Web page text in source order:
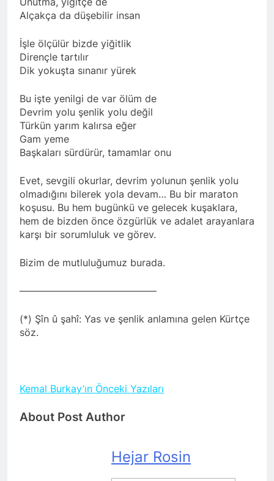
Alçakça da düşebilir insan
İşle ölçülür bizde yiğitlik
Dirençle tartılır
Dik yokuşta sınanır yürek
Bu işte yenilgi de var ölüm de
Devrim yolu şenlik yolu değil
Türkün yarım kalırsa eğer
Gam yeme
Başkaları sürdürür, tamamlar onu
Evet, sevgili okurlar, devrim yolunun şenlik yolu
olmadığını bilerek yola devam… Bu bir maraton
koşusu. Bu hem bugünkü ve gelecek kuşaklara,
hem de bizden önce özgürlük ve adalet arayanlara
karşı bir sorumluluk ve görev.
Bizim de mutluluğumuz burada.
——————————————
(*) Şîn û şahî: Yas ve şenlik anlamına gelen Kürtçe
söz.
Kemal Burkay’ın Önceki Yazıları
About Post Author
Hejar Rosin